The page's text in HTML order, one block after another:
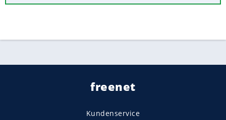
freenet
Kundenservice